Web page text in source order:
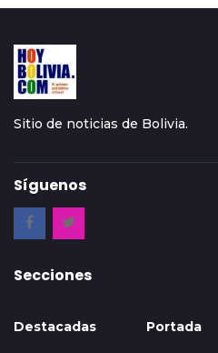
Sitio de noticias de Bolivia.
Síguenos
Secciones
Destacadas Portada